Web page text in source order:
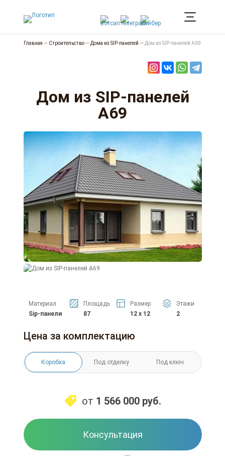
Главная — Строительство— Дома из SIP-панелей — Дом из SIP-панелей А69
Дом из SIP-панелей
А69
Материал
Sip-панели
Площадь
87
Размер
12 x 12
Этажи
2
Цена за комплектацию
Коробка Под отделку Под ключ
от 1 566 000 руб.
Консультация